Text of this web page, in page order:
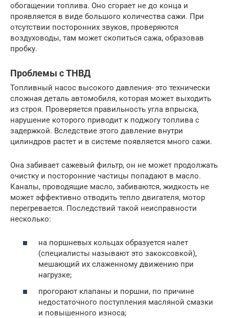
обогащении топлива. Оно сгорает не до конца и
проявляется в виде большого количества сажи. При
отсутствии посторонних звуков, проверяются
воздуховоды, там может скопиться сажа, образовав
пробку.
Проблемы с ТНВД
Топливный насос высокого давления- это технически
сложная деталь автомобиля, которая может выходить
из строя. Проверяется правильность угла впрыска,
нарушение которого приводит к поджогу топлива с
задержкой. Вследствие этого давление внутри
цилиндров растет и в системе появляется много сажи.
Она забивает сажевый фильтр, он не может продолжать
очистку и посторонние частицы попадают в масло.
Каналы, проводящие масло, забиваются, жидкость не
может эффективно отводить тепло двигателя, мотор
перегревается. Последствий такой неисправности
несколько:
на поршневых кольцах образуется налет
(специалисты называют это закоксовкой),
мешающий их слаженному движению при
нагрузке;
прогорают клапаны и поршни, по причине
недостаточного поступления масляной смазки
и повышенного износа;